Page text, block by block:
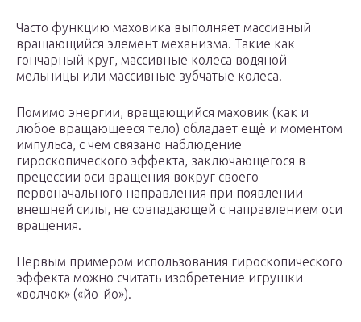
Часто функцию маховика выполняет массивный
вращающийся элемент механизма. Такие как
гончарный круг, массивные колеса водяной
мельницы или массивные зубчатые колеса.
Помимо энергии, вращающийся маховик (как и
любое вращающееся тело) обладает ещё и моментом
импульса, с чем связано наблюдение
гироскопического эффекта, заключающегося в
прецессии оси вращения вокруг своего
первоначального направления при появлении
внешней силы, не совпадающей с направлением оси
вращения.
Первым примером использования гироскопического
эффекта можно считать изобретение игрушки
«волчок» («йо-йо»).